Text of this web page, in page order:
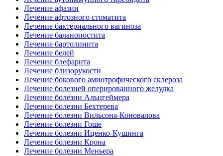
Лечение афазии
Лечение афтозного стоматита
Лечение бактериального вагиноза
Лечение баланопостита
Лечение бартолинита
Лечение белей
Лечение блефарита
Лечение близорукости
Лечение бокового амиотрофического склероза
Лечение болезней оперированного желудка
Лечение болезни Альцгеймера
Лечение болезни Бехтерева
Лечение болезни Вильсона-Коновалова
Лечение болезни Гоше
Лечение болезни Иценко-Кушинга
Лечение болезни Крона
Лечение болезни Меньера